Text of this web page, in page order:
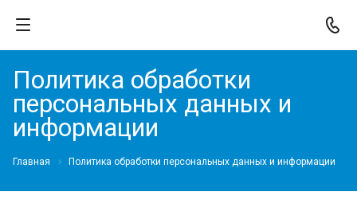
Политика обработки
персональных данных и
информации
Главная Политика обработки персональных данных и информации